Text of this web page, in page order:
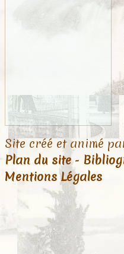
Site créé et animé
Plan du site-
Mentions Légales